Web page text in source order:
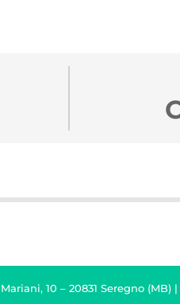
10 – 20831 Seregno (MB) |